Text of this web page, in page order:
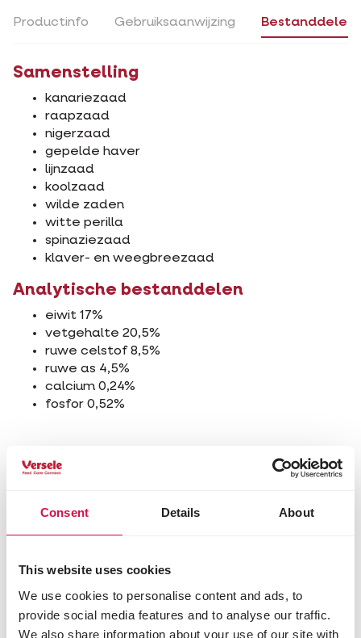
Consent Details About
This website uses cookies
We use cookies to personalise content and ads, to
provide social media features and to analyse our traffic.
We also share information about your use of our site with
Productinfo Gebruiksaanwijzing Bestanddelen
Samenstelling
kanariezaad
raapzaad
nigerzaad
gepelde haver
lijnzaad
koolzaad
wilde zaden
witte perilla
spinaziezaad
klaver- en weegbreezaad
Analytische bestanddelen
eiwit 17%
vetgehalte 20,5%
ruwe celstof 8,5%
ruwe as 4,5%
calcium 0,24%
fosfor 0,52%
Andere bezoekers bekeken ook: